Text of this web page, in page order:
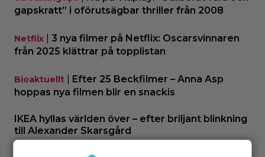
gapskratt” i oförutsägbar thriller från 2008
Netflix
3 nya filmer på Netflix: Oscarsvinnaren
från 2025 klättrar på topplistan
Bioaktuellt
Efter 25 Beckfilmer – Anna Asp
hoppas nya filmen blir en snackis
IKEA hyllas världen över – efter briljant blinkning
till Alexander Skarsgård